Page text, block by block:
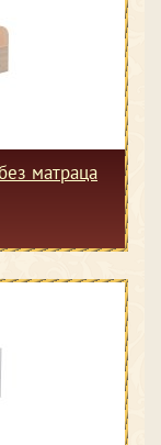
матраца